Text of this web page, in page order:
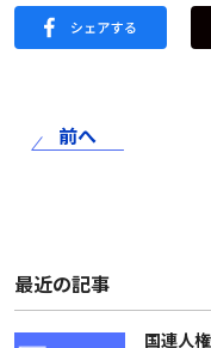
前へ
最近の記事
国連人